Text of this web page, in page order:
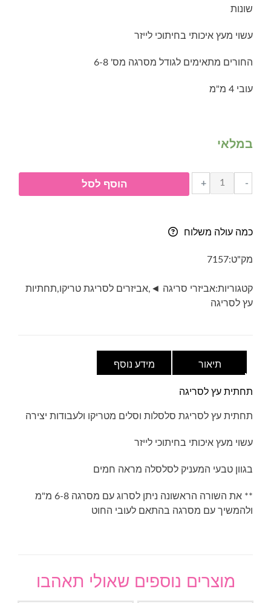
שונות
עשוי מעץ איכותי בחיתוכי לייזר
החורים מתאימים לגודל מסרגה מס' 6-8
עובי 4 מ"מ
במלאי
-
כמות
של
לסריגה
גוון
לב-
20
+ הוסף לסל
כמה עולה משלוח
מק"ט:7157
קטגוריות:אביזרי סריגה ◄ ,אביזרים לסריגת טריקו,תחתיות
עץ לסריגה
תיאור מידע נוסף
תחתית עץ לסריגה
תחתית עץ לסריגת סלסלות וסלים מטריקו ולעבודות יצירה
עשוי מעץ איכותי בחיתוכי לייזר
בגוון טבעי המעניק לסלסלה מראה חמים
** את השורה הראשונה ניתן לסרוג עם מסרגה 6-8 מ"מ
ולהמשיך עם מסרגה בהתאם לעובי החוט
מוצרים נוספים שאולי תאהבו